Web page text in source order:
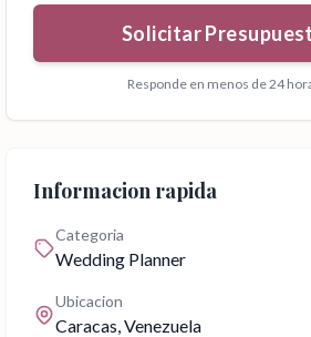
Solicitar
Responde en menos de 24
Informacion rapida
Categoria
Wedding Planner
Ubicacion
Caracas, Venezuela